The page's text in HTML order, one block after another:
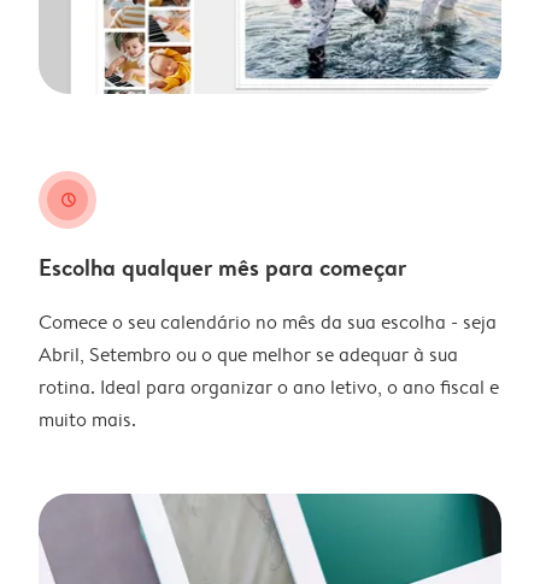
clock
Escolha qualquer mês para começar
Comece o seu calendário no mês da sua escolha - seja
Abril, Setembro ou o que melhor se adequar à sua
rotina. Ideal para organizar o ano letivo, o ano fiscal e
muito mais.